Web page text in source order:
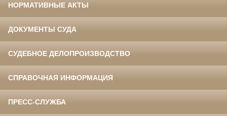
НОРМАТИВНЫЕ АКТЫ
ДОКУМЕНТЫ СУДА
СУДЕБНОЕ ДЕЛОПРОИЗВОДСТВО
СПРАВОЧНАЯ ИНФОРМАЦИЯ
ПРЕСС-СЛУЖБА